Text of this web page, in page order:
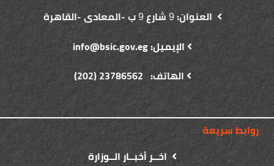
العنوان:9شارع9ب -المعادى -القاهرة
الإيميل: info@bsic.gov.eg
الهاتف: 23786562 (202)
روابط سريعة
اخــر أخبــار الــوزارة